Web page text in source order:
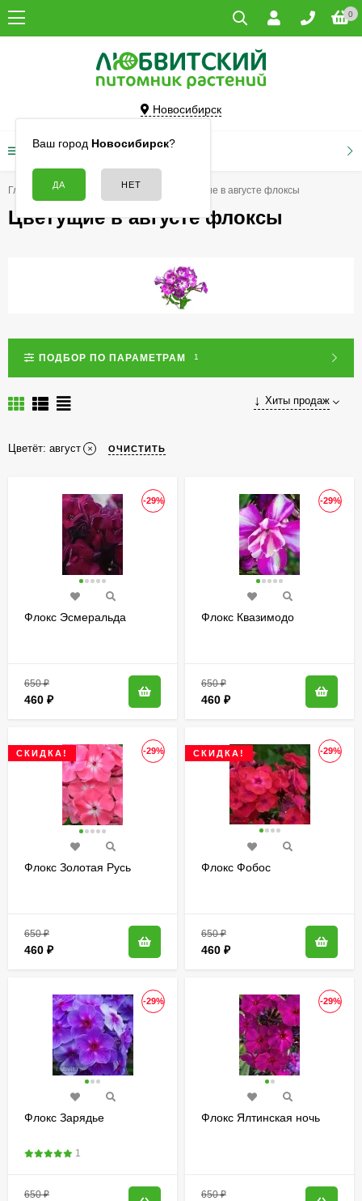
0
Новосибирск
Ваш город Новосибирск?
КАТАЛОГ ТОВАРОВ
Главная Флоксы Цветущие в августе флоксы
Цветущие в августе флоксы
ПОДБОР ПО ПАРАМЕТРАМ 1
Хиты продаж
Цветёт: август ОЧИСТИТЬ
-29%
Флокс Эсмеральда
650₽
460 ₽
-29%
Флокс Квазимодо
650₽
460 ₽
-29%
СКИДКА!
Флокс Золотая Русь
650₽
460 ₽
-29%
СКИДКА!
Флокс Фобос
650₽
460 ₽
-29%
Флокс Зарядье
1
650₽
-29%
Флокс Ялтинская ночь
650₽